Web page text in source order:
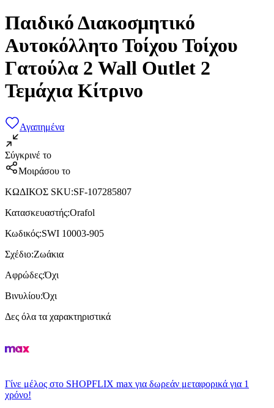
Παιδικό Διακοσμητικό
Αυτοκόλλητο Τοίχου Τοίχου
Γατούλα 2 Wall Outlet 2
Τεμάχια Κίτρινο
Αγαπημένα
Σύγκρινέ το
Μοιράσου το
ΚΩΔΙΚΟΣ SKU:SF-107285807
Κατασκευαστής:Orafol
Κωδικός:SWI 10003-905
Σχέδιο:Ζωάκια
Αφρώδες:Όχι
Βινυλίου:Όχι
Δες όλα τα χαρακτηριστικά
Γίνε μέλος στο SHOPFLIX max για δωρεάν μεταφορικά για 1
χρόνο!